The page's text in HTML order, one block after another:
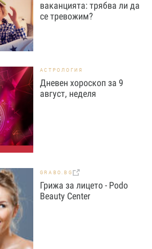
ваканцията: трябва ли да
се тревожим?
АСТРОЛОГИЯ
Дневен хороскоп за 9
август, неделя
GRABO.BG
Грижа за лицето - Podo
Beauty Center